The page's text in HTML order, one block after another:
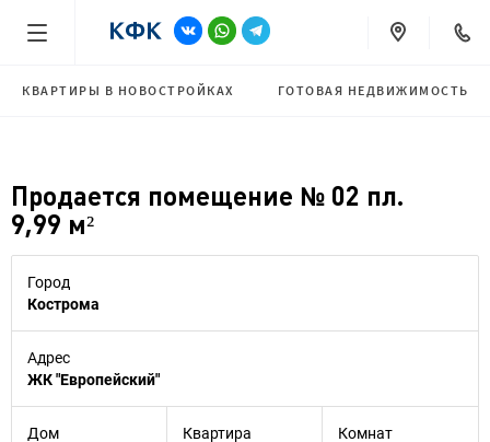
КВАРТИРЫ В НОВОСТРОЙКАХ ГОТОВАЯ НЕДВИЖИМОСТЬ
Продается помещение № 02 пл.
9,99 м²
Город
Кострома
Адрес
ЖК "Европейский"
Дом
Квартира
Комнат